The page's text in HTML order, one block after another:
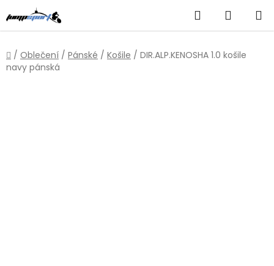
na
obsah
Hledat
KOŠÍK
Domů
/ Oblečení / Pánské / Košile / DIR.ALP.KENOSHA 1.0 košile
navy pánská